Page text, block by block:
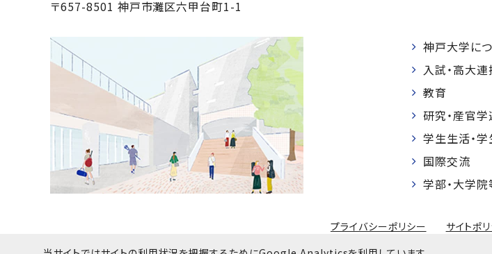
〒657-8501 神戸市灘区六甲台町1-1
神戸大学に
入試・高大連
教育
研究・産官
学生生活・
国際交流
学部・大学院
プライバシーポリシー サイトポ